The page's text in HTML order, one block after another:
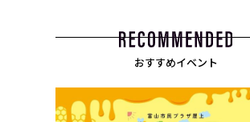
おすすめイベント